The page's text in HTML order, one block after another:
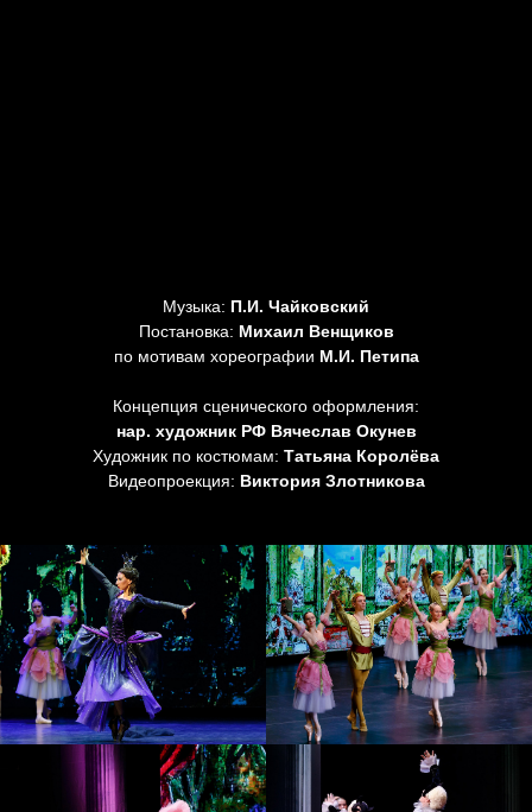
Музыка: П.И. Чайковский
Постановка: Михаил Венщиков
по мотивам хореографии М.И. Петипа
Концепция сценического оформления:
нар. художник РФ Вячеслав Окунев
Художник по костюмам: Татьяна Королёва
Видеопроекция: Виктория Злотникова